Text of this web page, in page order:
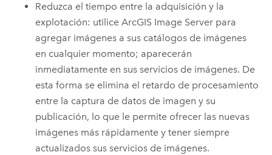
Reduzca el tiempo entre la adquisición y la
explotación: utiliceArcGIS Image Server para
agregar imágenes a sus catálogos de imágenes
en cualquier momento; aparecerán
inmediatamente en sus servicios de imágenes. De
esta forma se elimina el retardo de procesamiento
entre la captura de datos de imagen y su
publicación, lo que le permite ofrecer las nuevas
imágenes más rápidamente y tener siempre
actualizados sus servicios de imágenes.